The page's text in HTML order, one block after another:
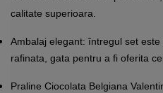
calitate superioara.
Ambalaj elegant: întregul set
rafinata, gata pentru a fi oferita
Praline Ciocolata Belgiana